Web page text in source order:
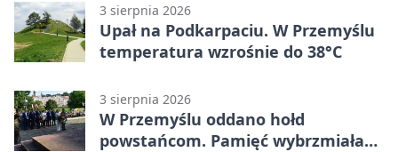
3 sierpnia 2026
Upał na Podkarpaciu. W Przemyślu
temperatura wzrośnie do 38°C
3 sierpnia 2026
W Przemyślu oddano hołd
powstańcom. Pamięć wybrzmiała